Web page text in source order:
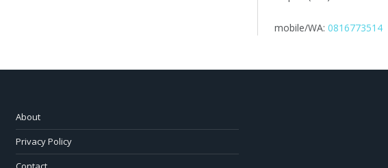
mobile/WA: 0816773514
About
Privacy Policy